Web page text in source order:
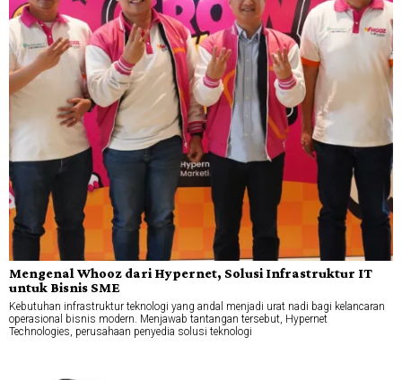
Mengenal Whooz dari Hypernet, Solusi Infrastruktur IT
untuk Bisnis SME
Kebutuhan infrastruktur teknologi yang andal menjadi urat nadi bagi kelancaran
operasional bisnis modern. Menjawab tantangan tersebut, Hypernet
Technologies, perusahaan penyedia solusi teknologi